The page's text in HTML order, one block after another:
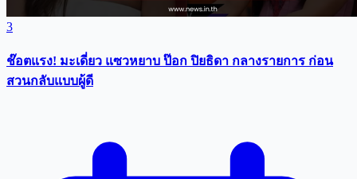
3
ช๊อตแรง! มะเดี่ยว แซวหยาบ ป๊อก ปิยธิดา กลางรายการ ก่อน
สวนกลับแบบผู้ดี